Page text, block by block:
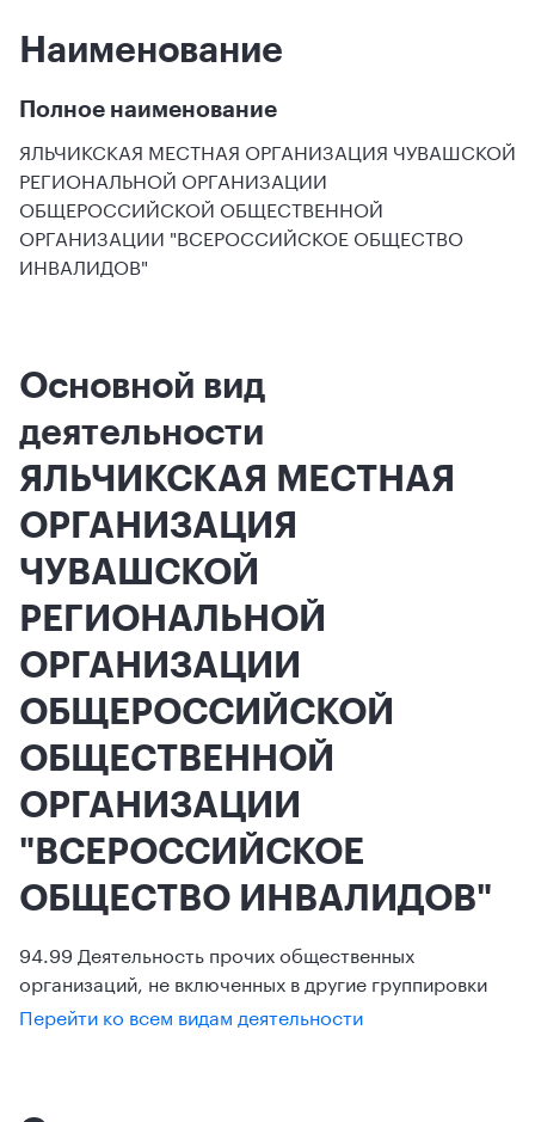
Наименование
Полное наименование
ЯЛЬЧИКСКАЯ МЕСТНАЯ ОРГАНИЗАЦИЯ ЧУВАШСКОЙ
РЕГИОНАЛЬНОЙ ОРГАНИЗАЦИИ
ОБЩЕРОССИЙСКОЙ ОБЩЕСТВЕННОЙ
ОРГАНИЗАЦИИ "ВСЕРОССИЙСКОЕ ОБЩЕСТВО
ИНВАЛИДОВ"
Основной вид
деятельности
ЯЛЬЧИКСКАЯ МЕСТНАЯ
ОРГАНИЗАЦИЯ
ЧУВАШСКОЙ
РЕГИОНАЛЬНОЙ
ОРГАНИЗАЦИИ
ОБЩЕРОССИЙСКОЙ
ОБЩЕСТВЕННОЙ
ОРГАНИЗАЦИИ
"ВСЕРОССИЙСКОЕ
ОБЩЕСТВО ИНВАЛИДОВ"
94.99 Деятельность прочих общественных
организаций, не включенных в другие группировки
Перейти ко всем видам деятельности